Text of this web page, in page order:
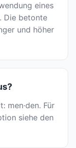
eines
Die betonte
und höher
men·den. Für
siehe den